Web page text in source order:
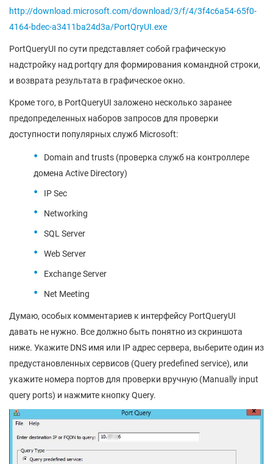
http://download.microsoft.com/download/3/f/4/3f4c6a54-65f0-
4164-bdec-a3411ba24d3a/PortQryUI.exe
PortQueryUI по сути представляет собой графическую
надстройку над portqry для формирования командной строки,
и возврата результата в графическое окно.
Кроме того, в PortQueryUI заложено несколько заранее
предопределенных наборов запросов для проверки
доступности популярных служб Microsoft:
Domain and trusts (проверка служб на контроллере
домена Active Directory)
IP Sec
Networking
SQL Server
Web Server
Exchange Server
Net Meeting
Думаю, особых комментариев к интерфейсу PortQueryUI
давать не нужно. Все должно быть понятно из скриншота
ниже. Укажите DNS имя или IP адрес сервера, выберите один из
предустановленных сервисов (Query predefined service), или
укажите номера портов для проверки вручную (Manually input
query ports) и нажмите кнопку Query.